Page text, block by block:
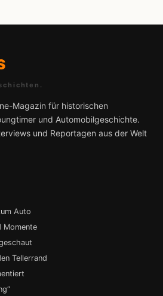
Magazin für historischen
und Automobilgeschichte.
und Reportagen aus der Welt
Auto
Momente
Tellerrand